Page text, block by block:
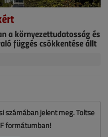
a környezettudatosság és
függés csökkentése állt
számában jelent meg. Töltse
formátumban!